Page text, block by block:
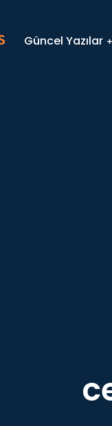
Güncel Yazılar